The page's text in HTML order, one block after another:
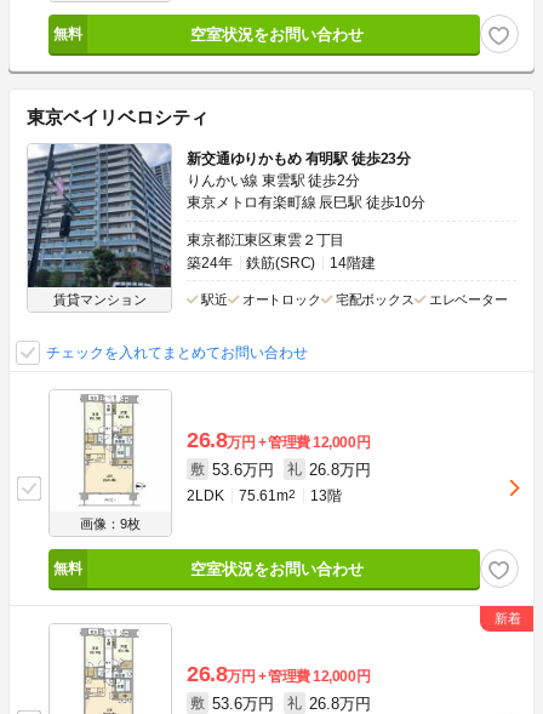
空室状況をお問い合わせ
東京ベイリベロシティ
賃貸マンション
新交通ゆりかもめ 有明駅 徒歩23分
りんかい線 東雲駅 徒歩2分
東京メトロ有楽町線 辰巳駅 徒歩10分
東京都江東区東雲２丁目
築24年
鉄筋(SRC) 14階建
駅近 オートロック 宅配ボックス エレベーター
チェックを入れてまとめてお問い合わせ
画像：9枚
26.8万円 管理費12,000円
敷 53.6万円 礼 26.8万円
2LDK 75.61m2 13階
空室状況をお問い合わせ
26.8万円 管理費12,000円
敷 53.6万円 礼 26.8万円